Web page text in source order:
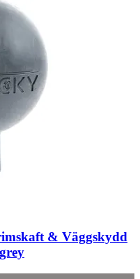
& Väggskydd